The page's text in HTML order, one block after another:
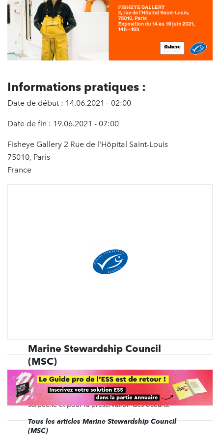
Informations pratiques :
Date de début : 14.06.2021 - 02:00
Date de fin : 19.06.2021 - 07:00
Fisheye Gallery 2 Rue de l'Hôpital Saint-Louis
75010, Paris
France
Marine Stewardship Council
(MSC)
Créé en 1997 par WWF et Unilever, le
Marine Stewardship Council (MSC) est une ONG
internationale à but non lucratif qui lutte contre la
surpêche et pour la préservation des océans.
Tous les articles Marine Stewardship Council
(MSC)